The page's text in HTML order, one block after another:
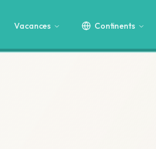
Vacances Continents